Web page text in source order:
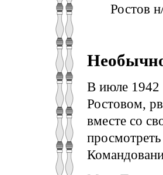
Ростов
В июле 1942
Ростовом,
вместе со